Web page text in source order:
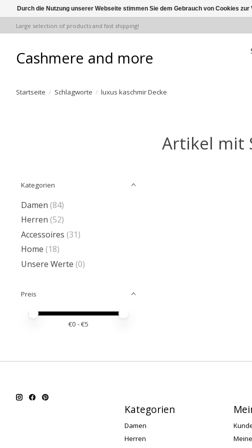
Large selection of products and fast shipping!
Cashmere and more
Startseite / Schlagworte / luxus kaschmir Decke
Artikel mit
Kategorien
Damen (84)
Herren (52)
Accessoires (31)
Home (18)
Unsere Werte (0)
Preis
Preis – Mindestwert
Price maximum value
€0 - €5
Kategorien
Damen
Herren
Durch die Nutzung unserer Webseite stimmen Sie dem Gebrauch von Cookies